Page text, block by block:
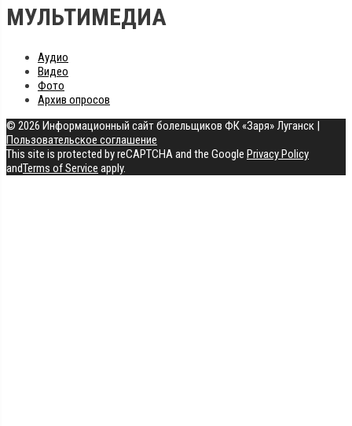
МУЛЬТИМЕДИА
Аудио
Видео
Фото
Архив опросов
© 2026 Информационный сайт болельщиков ФК «Заря» Луганск |
Пользовательское соглашение
This site is protected by reCAPTCHA and the Google Privacy Policy
andTerms of Service apply.